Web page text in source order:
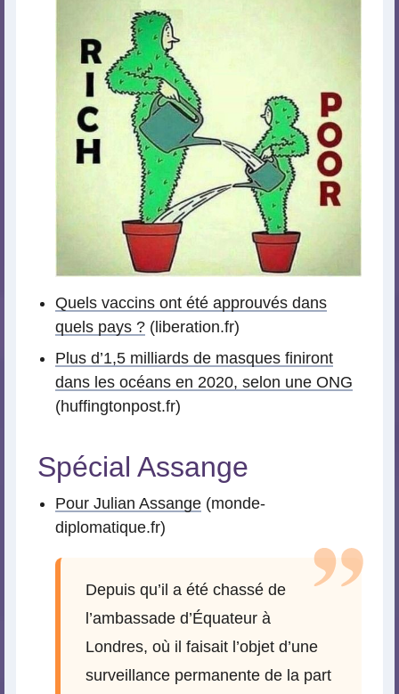
Quels vaccins ont été approuvés dans
quels pays ? (liberation.fr)
Plus d’1,5 milliards de masques finiront
dans les océans en 2020, selon une ONG
(huffingtonpost.fr)
Spécial Assange
Pour Julian Assange (monde-
diplomatique.fr)
Depuis qu’il a été chassé de
l’ambassade d’Équateur à
Londres, où il faisait l’objet d’une
surveillance permanente de la part